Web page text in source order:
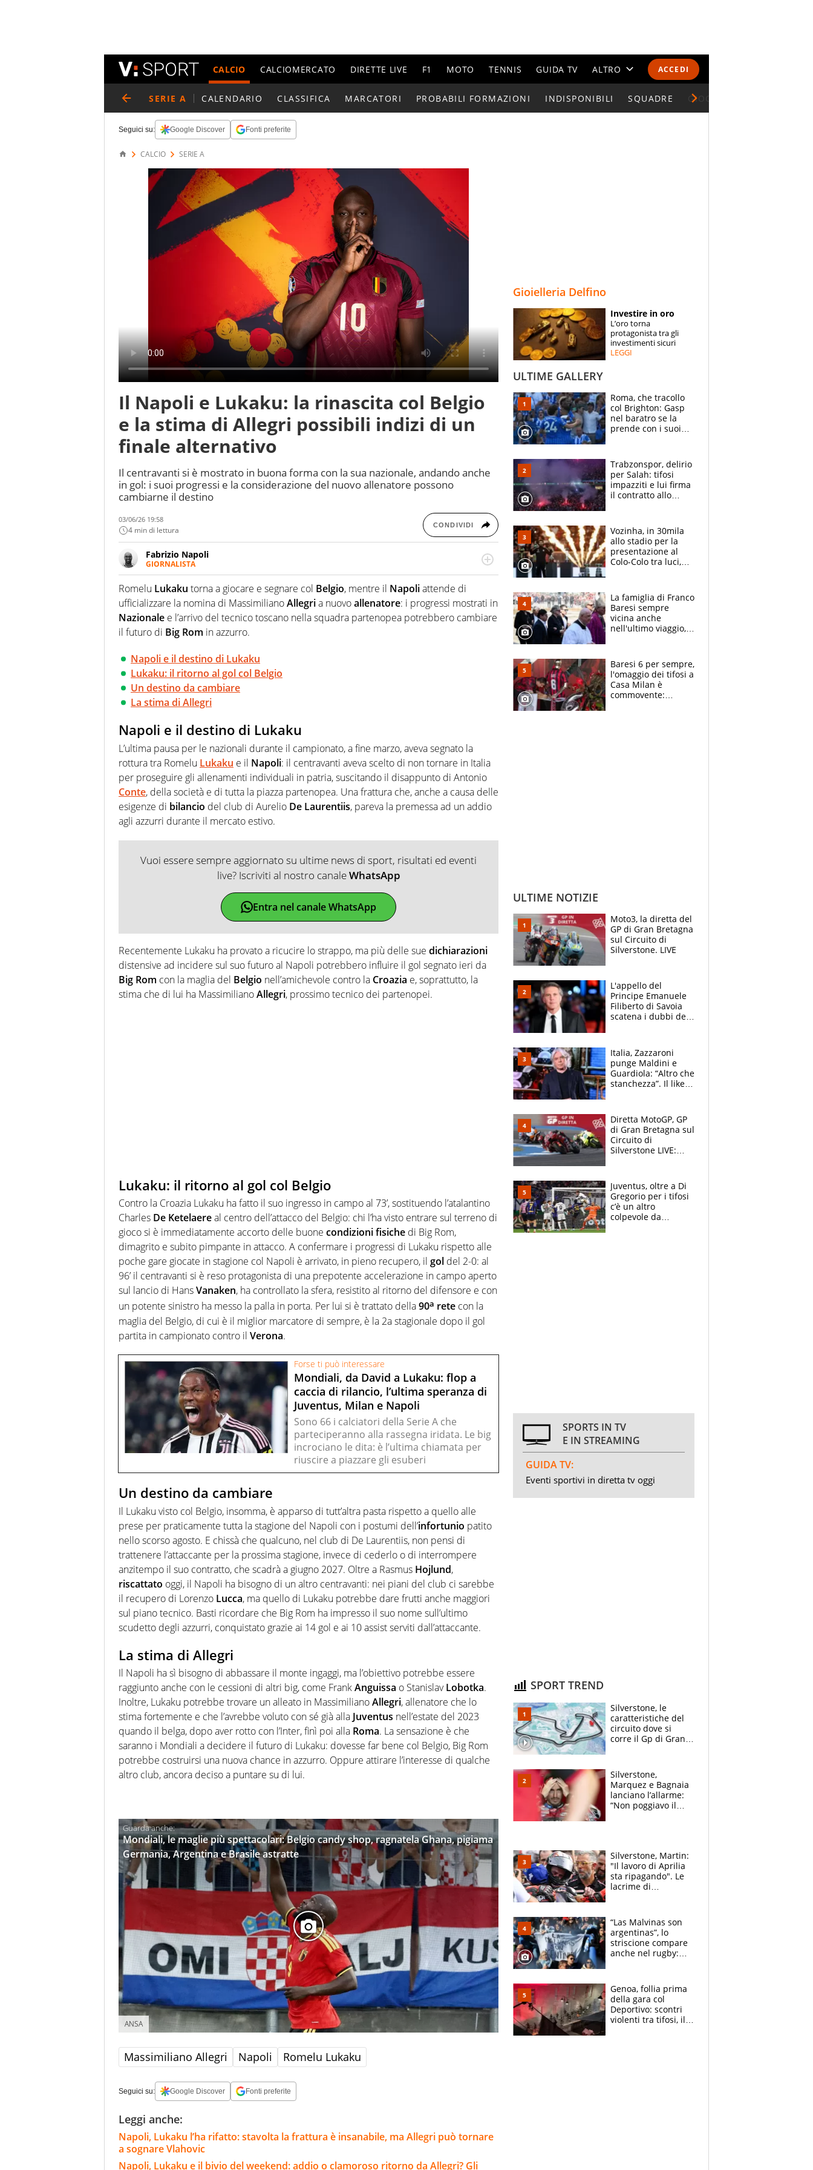
ACCEDI
CALCIO CALCIOMERCATO DIRETTE LIVE F1 MOTO TENNIS GUIDA TV ALTRO
CALENDARI E CLASSIFICHE
ESPERTI
CONTATTI
SERIE A CALENDARIO CLASSIFICA MARCATORI PROBABILI FORMAZIONI INDISPONIBILI SQUADRE GIOCATORI SERIE A
Seguici su: Google Discover Fonti preferite
CALCIO SERIE A
Il Napoli e Lukaku: la rinascita col Belgio
e la stima di Allegri possibili indizi di un
finale alternativo
Il centravanti si è mostrato in buona forma con la sua nazionale, andando anche
in gol: i suoi progressi e la considerazione del nuovo allenatore possono
cambiarne il destino
03/06/26 19:58
4 min di lettura CONDIVIDI
Fabrizio Napoli
GIORNALISTA
Giornalista professionista, per Virgilio Sport segue anche il calcio ma è con la
pallanuoto che esalta competenze e passioni. Cura la comunicazione di HaBaWaBa, il
più grande festival di waterpolo per bambini al mondo
Romelu Lukaku torna a giocare e segnare col Belgio, mentre il Napoliattende di
ufficializzare la nomina di MassimilianoAllegria nuovoallenatore: i progressi mostrati in
Nazionale e l’arrivo del tecnico toscano nella squadra partenopea potrebbero cambiare
il futuro di Big Rom in azzurro.
Napoli e il destino di Lukaku
Lukaku: il ritorno al gol col Belgio
Un destino da cambiare
La stima di Allegri
Napoli e il destino di Lukaku
L’ultima pausa per le nazionali durante il campionato, a fine marzo, aveva segnato la
rottura tra Romelu Lukaku e il Napoli: il centravanti aveva scelto di non tornare in Italia
per proseguire gli allenamenti individuali in patria, suscitando il disappunto di Antonio
Conte, della società e di tutta la piazza partenopea. Una frattura che, anche a causa delle
esigenze di bilancio del club di Aurelio De Laurentiis, pareva la premessa ad un addio
agli azzurri durante il mercato estivo.
Vuoi essere sempre aggiornato su ultime news di sport, risultati ed eventi
live? Iscriviti al nostro canaleWhatsApp
Entra nel canale WhatsApp
Recentemente Lukaku ha provato a ricucire lo strappo, ma più delle sue dichiarazioni
distensive ad incidere sul suo futuro al Napoli potrebbero influire il gol segnato ieri da
Big Rom con la maglia del Belgio nell’amichevole contro la Croazia e, soprattutto, la
stima che di lui ha MassimilianoAllegri, prossimo tecnico dei partenopei.
Lukaku: il ritorno al gol col Belgio
Contro la Croazia Lukaku ha fatto il suo ingresso in campo al 73’, sostituendo l’atalantino
Charles De Ketelaereal centro dell’attacco del Belgio: chi l’ha visto entrare sul terreno di
gioco si è immediatamente accorto delle buone condizionifisiche di Big Rom,
dimagrito e subito pimpante in attacco. A confermare i progressi di Lukaku rispetto alle
poche gare giocate in stagione col Napoli è arrivato, in pieno recupero, il gol del 2-0: al
96’ il centravanti si è reso protagonista di una prepotente accelerazione in campo aperto
sul lancio di HansVanaken, ha controllato la sfera, resistito al ritorno del difensore e con
un potente sinistro ha messo la palla in porta. Per lui si è trattato della90a rete con la
maglia del Belgio, di cui è il miglior marcatore di sempre, è la 2a stagionale dopo il gol
partita in campionato contro il Verona.
Forse ti può interessare
Mondiali, da David a Lukaku: flop a
caccia di rilancio, l’ultima speranza di
Juventus, Milan e Napoli
Sono 66 i calciatori della Serie A che
parteciperanno alla rassegna iridata. Le big
incrociano le dita: è l’ultima chiamata per
riuscire a piazzare gli esuberi
Un destino da cambiare
Il Lukaku visto col Belgio, insomma, è apparso di tutt’altra pasta rispetto a quello alle
prese per praticamente tutta la stagione del Napoli con i postumi dell’infortunio patito
nello scorso agosto. E chissà che qualcuno, nel club di De Laurentiis, non pensi di
trattenere l’attaccante per la prossima stagione, invece di cederlo o di interrompere
anzitempo il suo contratto, che scadrà a giugno 2027. Oltre a Rasmus Hojlund,
riscattato oggi, il Napoli ha bisogno di un altro centravanti: nei piani del club ci sarebbe
il recupero di Lorenzo Lucca, ma quello di Lukaku potrebbe dare frutti anche maggiori
sul piano tecnico. Basti ricordare che Big Rom ha impresso il suo nome sull’ultimo
scudetto degli azzurri, conquistato grazie ai 14 gol e ai 10 assist serviti dall’attaccante.
La stima di Allegri
Il Napoli ha sì bisogno di abbassare il monte ingaggi, ma l’obiettivo potrebbe essere
raggiunto anche con le cessioni di altri big, come FrankAnguissa o StanislavLobotka.
Inoltre, Lukaku potrebbe trovare un alleato in MassimilianoAllegri, allenatore che lo
stima fortemente e che l’avrebbe voluto con sé già alla Juventus nell’estate del 2023
quando il belga, dopo aver rotto con l’Inter, finì poi alla Roma. La sensazione è che
saranno i Mondiali a decidere il futuro di Lukaku: dovesse far bene col Belgio, Big Rom
potrebbe costruirsi una nuova chance in azzurro. Oppure attirare l’interesse di qualche
altro club, ancora deciso a puntare su di lui.
Mondiali, le maglie più spettacolari: Belgio candy shop, ragnatela Ghana, pigiama
Germania, Argentina e Brasile astratte
ANSA
Massimiliano Allegri Napoli Romelu Lukaku
Seguici su: Google Discover Fonti preferite
Leggi anche:
Napoli, Lukaku l’ha rifatto: stavolta la frattura è insanabile, ma Allegri può tornare
a sognare Vlahovic
Napoli, Lukaku e il bivio del weekend: addio o clamoroso ritorno da Allegri? Gli
Gioielleria Delfino
Investire in oro
L’oro torna
protagonista tra gli
investimenti sicuri
LEGGI
ULTIME GALLERY
Roma, che tracollo
col Brighton: Gasp
nel baratro se la
prende con i suoi
Trabzonspor, delirio
per Salah: tifosi
impazziti e lui firma
il contratto allo
Vozinha, in 30mila
allo stadio per la
presentazione al
Colo-Colo tra luci,
La famiglia di Franco
Baresi sempre
vicina anche
nell'ultimo viaggio,
circondati
dall'affetto dei tifosi
Baresi 6 per sempre,
l'omaggio dei tifosi a
Casa Milan è
commovente:
ULTIME NOTIZIE
Moto3, la diretta del
GP di Gran Bretagna
sul Circuito di
Silverstone. LIVE
L'appello del
Principe Emanuele
Filiberto di Savoia
scatena i dubbi dei
Italia, Zazzaroni
punge Maldini e
Guardiola: “Altro che
stanchezza”. Il like
Diretta MotoGP, GP
di Gran Bretagna sul
Circuito di
Silverstone LIVE:
un Bezzecchi
stremato
Juventus, oltre a Di
Gregorio per i tifosi
c’è un altro
colpevole da
SPORTS IN TV
E IN STREAMING
GUIDA TV:
Eventi sportivi in diretta tv oggi
SPORT TREND
Silverstone, le
caratteristiche del
circuito dove si
corre il Gp di Gran
Silverstone,
Marquez e Bagnaia
lanciano l’allarme:
“Non poggiavo il
Silverstone, Martin:
"Il lavoro di Aprilia
sta ripagando". Le
lacrime di
la gara domani"
“Las Malvinas son
argentinas”, lo
striscione compare
anche nel rugby:
un caso
Genoa, follia prima
della gara col
Deportivo: scontri
violenti tra tifosi, il